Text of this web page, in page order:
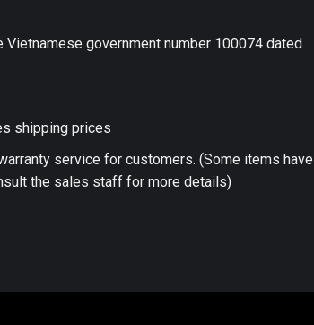
government number 100074 dated
shipping prices
service for customers. (Some items have
the sales staff for more details)